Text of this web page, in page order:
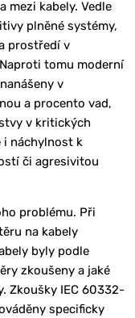
kabely. Vedle
plněné systémy,
prostředí v
tomu moderní
v
a procento vad,
v kritických
i náchylnost k
či agresivitou
problému. Při
na kabely
byly podle
zkoušeny a jaké
Zkoušky IEC 60332-
specificky